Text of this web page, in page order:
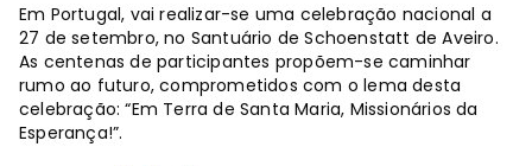
Em Portugal, vai realizar-se uma celebração nacional a
27 de setembro, no Santuário de Schoenstatt de Aveiro.
As centenas de participantes propõem-se caminhar
rumo ao futuro, comprometidos com o lema desta
celebração: “Em Terra de Santa Maria, Missionários da
Esperança!”.